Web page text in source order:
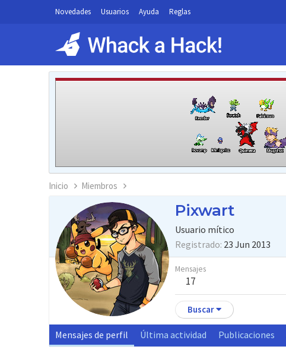
Novedades Usuarios Ayuda Reglas
Inicio Miembros
Pixwart
Usuario mítico
Registrado 23 Jun 2013
Mensajes
17
Buscar
Mensajes de perfil Última actividad Publicaciones